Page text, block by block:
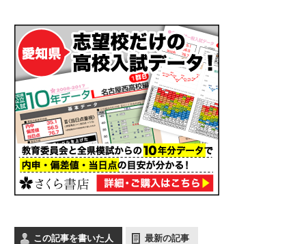
この記事を書いた人 最新の記事